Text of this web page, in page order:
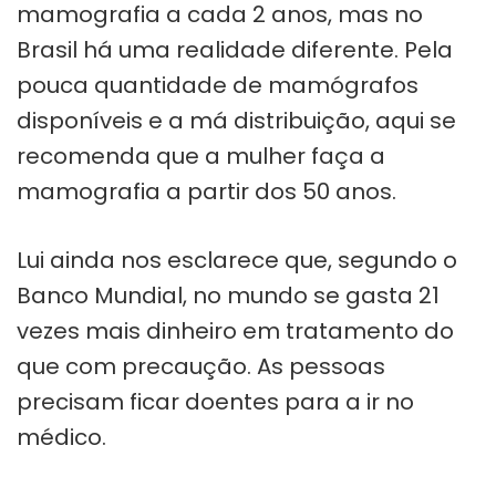
mamografia a cada 2 anos, mas no
Brasil há uma realidade diferente. Pela
pouca quantidade de mamógrafos
disponíveis e a má distribuição, aqui se
recomenda que a mulher faça a
mamografia a partir dos 50 anos.
Lui ainda nos esclarece que, segundo o
Banco Mundial, no mundo se gasta 21
vezes mais dinheiro em tratamento do
que com precaução. As pessoas
precisam ficar doentes para a ir no
médico.